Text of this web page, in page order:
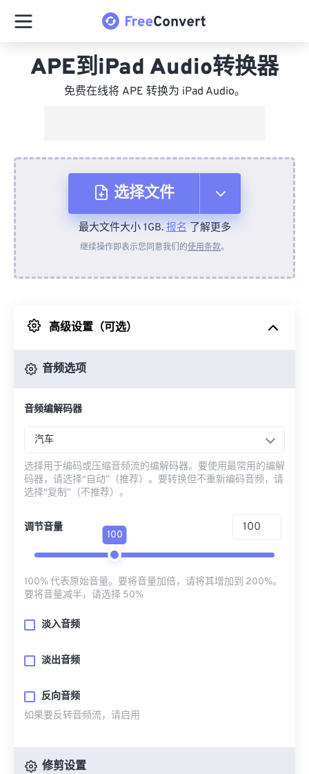
APE到iPad Audio转换器
免费在线将 APE 转换为 iPad Audio。
选择文件
从设备
来自 Google Drive
最大文件大小 1GB.报名了解更多
继续操作即表示您同意我们的使用条款。
高级设置（可选）
音频选项
音频编解码器
汽车
选择用于编码或压缩音频流的编解码器。要使用最常用的编解
码器，请选择“自动”（推荐）。要转换但不重新编码音频，请
选择“复制”（不推荐）。
调节音量
100
100% 代表原始音量。要将音量加倍，请将其增加到 200%。
要将音量减半，请选择 50%
淡入音频
淡出音频
反向音频
如果要反转音频流，请启用
修剪设置